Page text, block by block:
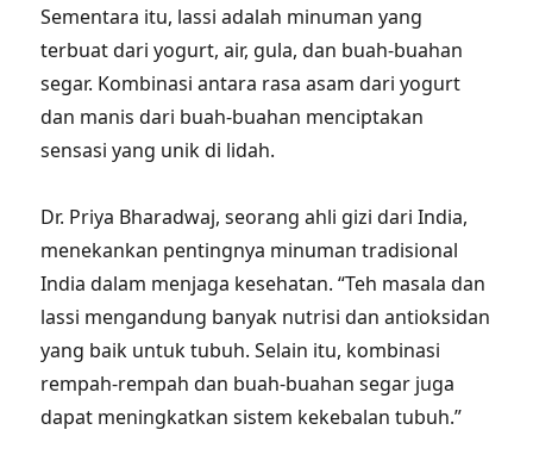
Sementara itu, lassi adalah minuman yang
terbuat dari yogurt, air, gula, dan buah-buahan
segar. Kombinasi antara rasa asam dari yogurt
dan manis dari buah-buahan menciptakan
sensasi yang unik di lidah.
Dr. Priya Bharadwaj, seorang ahli gizi dari India,
menekankan pentingnya minuman tradisional
India dalam menjaga kesehatan. “Teh masala dan
lassi mengandung banyak nutrisi dan antioksidan
yang baik untuk tubuh. Selain itu, kombinasi
rempah-rempah dan buah-buahan segar juga
dapat meningkatkan sistem kekebalan tubuh.”